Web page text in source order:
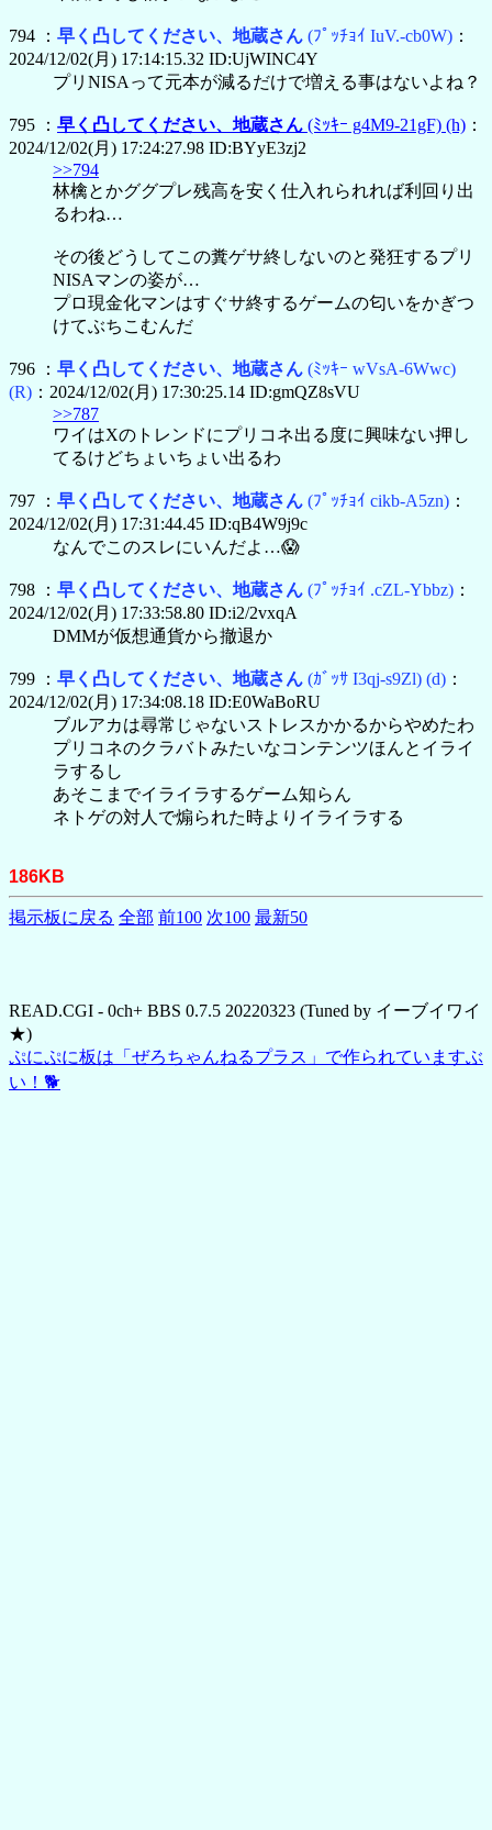
794 ： 早く凸してください、地蔵さん (ﾌﾟｯﾁｮｲ IuV.-cb0W) ：
2024/12/02(月) 17:14:15.32 ID:UjWINC4Y
プリNISAって元本が減るだけで増える事はないよね？
795 ： 早く凸してください、地蔵さん (ﾐｯｷｰ g4M9-21gF) (h) ：
2024/12/02(月) 17:24:27.98 ID:BYyE3zj2
>>794
林檎とかググプレ残高を安く仕入れられれば利回り出
るわね…
その後どうしてこの糞ゲサ終しないのと発狂するプリ
NISAマンの姿が…
プロ現金化マンはすぐサ終するゲームの匂いをかぎつ
けてぶちこむんだ
796 ： 早く凸してください、地蔵さん (ﾐｯｷｰ wVsA-6Wwc)
(R) ：2024/12/02(月) 17:30:25.14 ID:gmQZ8sVU
>>787
ワイはXのトレンドにプリコネ出る度に興味ない押し
てるけどちょいちょい出るわ
797 ： 早く凸してください、地蔵さん (ﾌﾟｯﾁｮｲ cikb-A5zn) ：
2024/12/02(月) 17:31:44.45 ID:qB4W9j9c
なんでこのスレにいんだよ…😱
798 ： 早く凸してください、地蔵さん (ﾌﾟｯﾁｮｲ .cZL-Ybbz) ：
2024/12/02(月) 17:33:58.80 ID:i2/2vxqA
DMMが仮想通貨から撤退か
799 ： 早く凸してください、地蔵さん (ｶﾞｯｻ I3qj-s9Zl) (d) ：
2024/12/02(月) 17:34:08.18 ID:E0WaBoRU
ブルアカは尋常じゃないストレスかかるからやめたわ
プリコネのクラバトみたいなコンテンツほんとイライ
ラするし
あそこまでイライラするゲーム知らん
ネトゲの対人で煽られた時よりイライラする
186KB
掲示板に戻る 全部 前100 次100 最新50
READ.CGI - 0ch+ BBS 0.7.5 20220323 (Tuned by イーブイワイ
★)
ぷにぷに板は「ぜろちゃんねるプラス」で作られていますぶ
い！🐕